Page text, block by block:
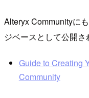
Alteryx Communityに
ジベースとして公開さ
Guide to Creating
Community